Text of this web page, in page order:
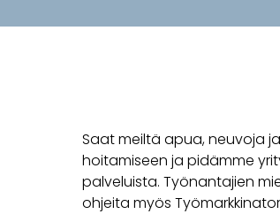
Saat meiltä apua, neuvoja
hoitamiseen ja pidämme
palveluista. Työnantajien
ohjeita myös